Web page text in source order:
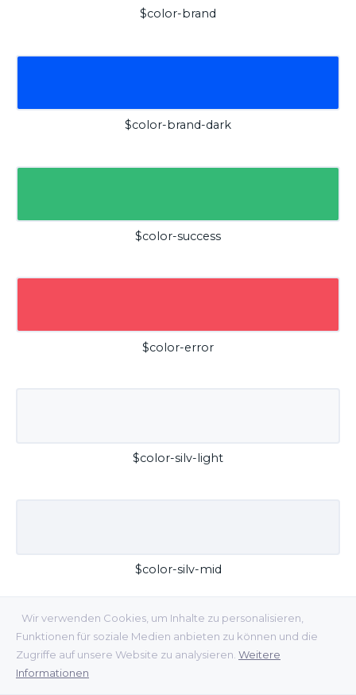
Wir verwenden Cookies, um Inhalte zu personalisieren,
Funktionen für soziale Medien anbieten zu können und die
Zugriffe auf unsere Website zu analysieren. Weitere
Informationen
$color-brand
$color-brand-dark
$color-success
$color-error
$color-silv-light
$color-silv-mid